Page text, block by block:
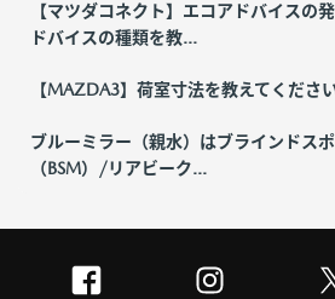
【マツダコネクト】エコアドバイスの
ドバイスの種類を教...
【MAZDA3】荷室寸法を教えてくださ
ブルーミラー（親水）はブラインドス
（BSM）/リアビーク...